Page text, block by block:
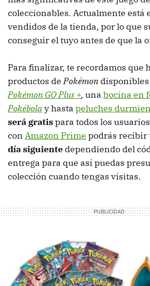
coleccionables. Actualmente está
vendidos de la tienda, por lo que
conseguir el tuyo antes de que la
Para finalizar, te recordamos que
productos dePokémon
Pokémon GO Plus +, una bocina en
Pokébolay hasta peluches
será gratispara todos los
con Amazon Prime podrás recibir
día siguiente dependiendo del
entrega para que así puedas
colección cuando tengas visitas.